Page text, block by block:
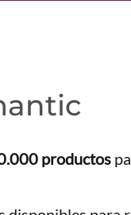
productos